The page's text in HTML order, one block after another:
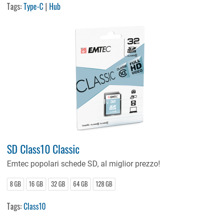
Tags:Type-C | Hub
SD Class10 Classic
Emtec popolari schede SD, al miglior prezzo!
8 GB 16 GB 32 GB 64 GB 128 GB
Tags:Class10